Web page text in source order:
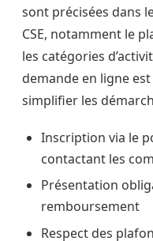
sont précisées dans
CSE, notamment le
les catégories
demande en ligne
simplifier les
Inscription via le
contactant les
Présentation
remboursement
Respect des